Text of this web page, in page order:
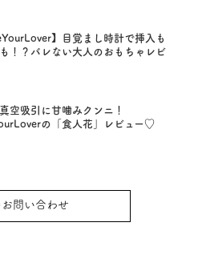
】目覚まし時計で挿入も
！？バレない大人のおもちゃレビ
空吸引に甘噛みクンニ！
の「食人花」レビュー♡
問い合わせ